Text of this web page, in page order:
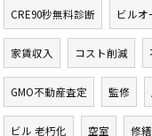
CRE90秒無料診断 ビルオ
家賃収入 コスト削減
GMO不動産査定 監修
ビル 老朽化 空室 修繕